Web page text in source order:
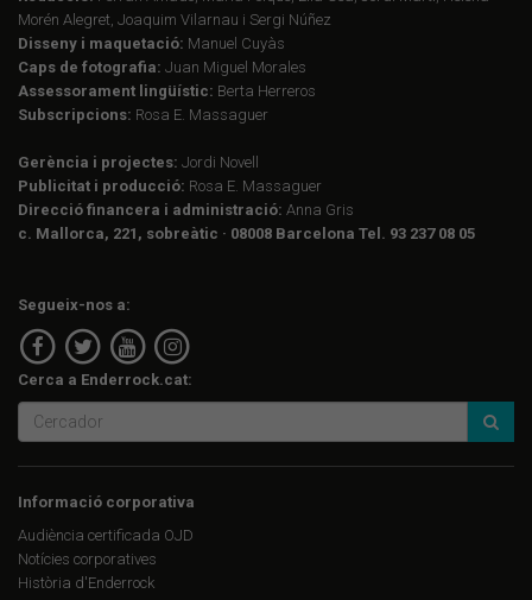
Morén Alegret, Joaquim Vilarnau i Sergi Núñez
Disseny i maquetació: Manuel Cuyàs
Caps de fotografia: Juan Miguel Morales
Assessorament lingüístic: Berta Herreros
Subscripcions: Rosa E. Massaguer
Gerència i projectes: Jordi Novell
Publicitat i producció: Rosa E. Massaguer
Direcció financera i administració: Anna Gris
c. Mallorca, 221, sobreàtic · 08008 Barcelona Tel. 93 237 08 05
Segueix-nos a:
Cerca a Enderrock.cat:
Informació corporativa
Audiència certificada OJD
Notícies corporatives
Història d'Enderrock